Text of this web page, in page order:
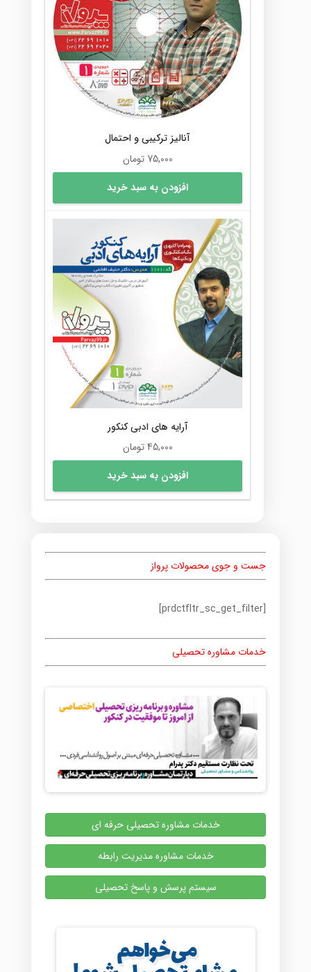
آنالیز ترکیبی و احتمال
75,000 تومان
افزودن به سبد خرید
آرایه های ادبی کنکور
45,000 تومان
افزودن به سبد خرید
جست و جوی محصولات پرواز
[prdctfltr_sc_get_filter]
خدمات مشاوره تحصیلی
خدمات مشاوره تحصیلی حرفه ای
خدمات مشاوره مدیریت رابطه
سیستم پرسش و پاسخ تحصیلی